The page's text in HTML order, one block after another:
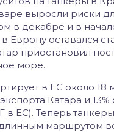
выросли риски
в декабре и в
Европу оставался
приостановил
море.
в ЕС около 18
Катара и 13%
в ЕС). Теперь
маршрутом